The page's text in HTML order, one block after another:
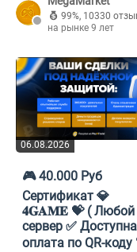
99%, 10330
на рынке 9 лет
06.08.2026
🎮 40.000 Руб
Cертификат 💎
𝟒𝐆𝐀𝐌𝐄 💝 ( Любой
сервер ✅ Доступна
оплата по QR-коду